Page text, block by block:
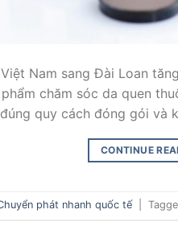
Nam sang Đài Loan
chăm sóc da quen
quy cách đóng gói và
CONTINUE
phát nhanh quốc tế